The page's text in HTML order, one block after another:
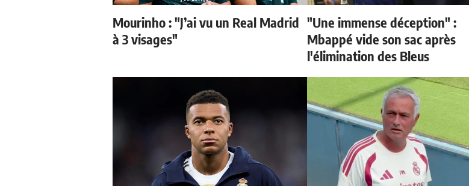
Mourinho : "J’ai vu un Real Madrid
à 3 visages"
"Une immense déception" :
Mbappé vide son sac après
l'élimination des Bleus